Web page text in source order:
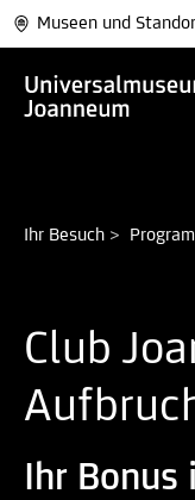
Museen und
Ihr Besuch >
Club
Ihr Bonus